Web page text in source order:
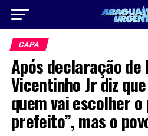
CAPA
Após declaração de
Vicentinho Jr diz
quem vai escolher
prefeito”, mas o